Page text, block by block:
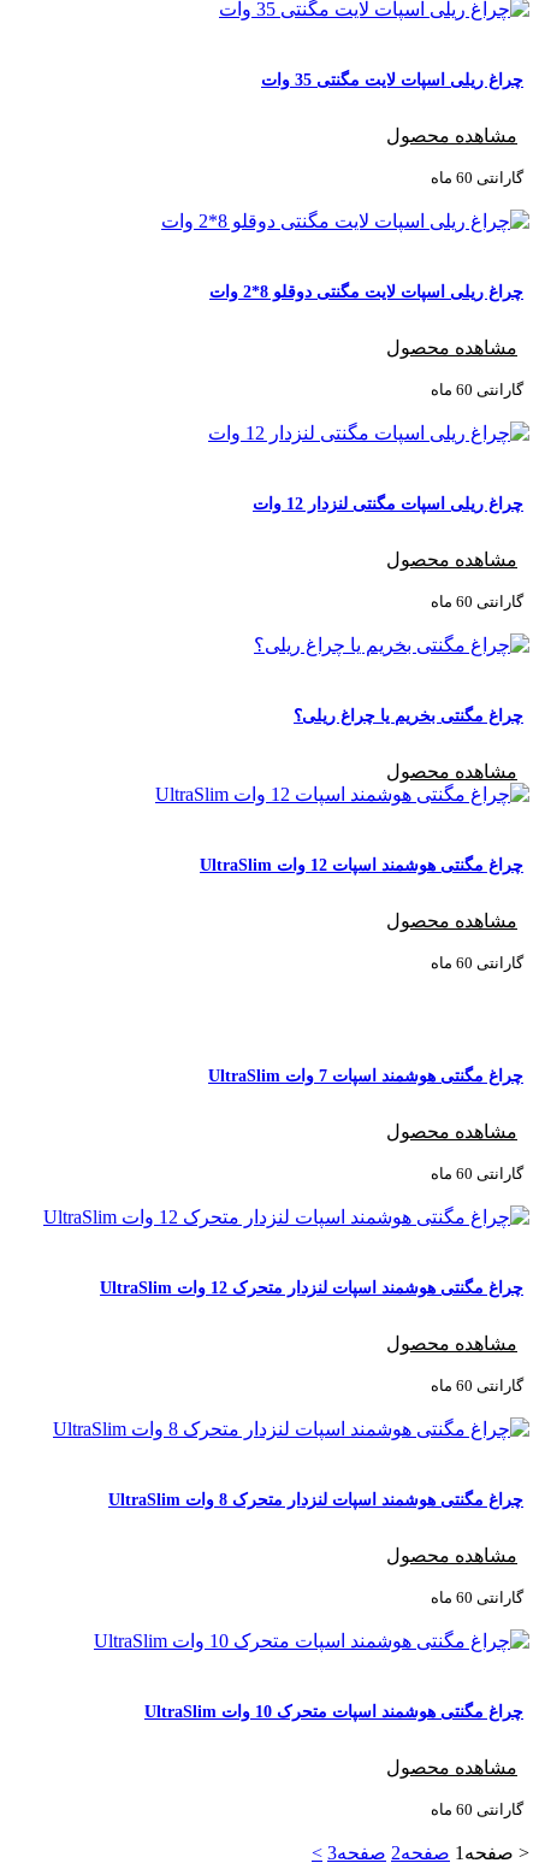
چراغ ریلی اسپات لایت مگنتی 35 وات
مشاهده محصول
گارانتی ‌60 ماه
چراغ ریلی اسپات لایت مگنتی دوقلو 8*2 وات
مشاهده محصول
گارانتی ‌60 ماه
چراغ ریلی اسپات مگنتی لنزدار 12 وات
مشاهده محصول
گارانتی ‌60 ماه
چراغ مگنتی بخریم یا چراغ ریلی؟
مشاهده محصول
چراغ مگنتی هوشمند اسپات 12 وات UltraSlim
مشاهده محصول
گارانتی ‌60 ماه
چراغ مگنتی هوشمند اسپات 7 وات UltraSlim
مشاهده محصول
گارانتی ‌60 ماه
چراغ مگنتی هوشمند اسپات لنزدار متحرک 12 وات UltraSlim
مشاهده محصول
گارانتی ‌60 ماه
چراغ مگنتی هوشمند اسپات لنزدار متحرک 8 وات UltraSlim
مشاهده محصول
گارانتی ‌60 ماه
چراغ مگنتی هوشمند اسپات متحرک 10 وات UltraSlim
مشاهده محصول
گارانتی ‌60 ماه
< صفحه 1 صفحه2 صفحه3
>